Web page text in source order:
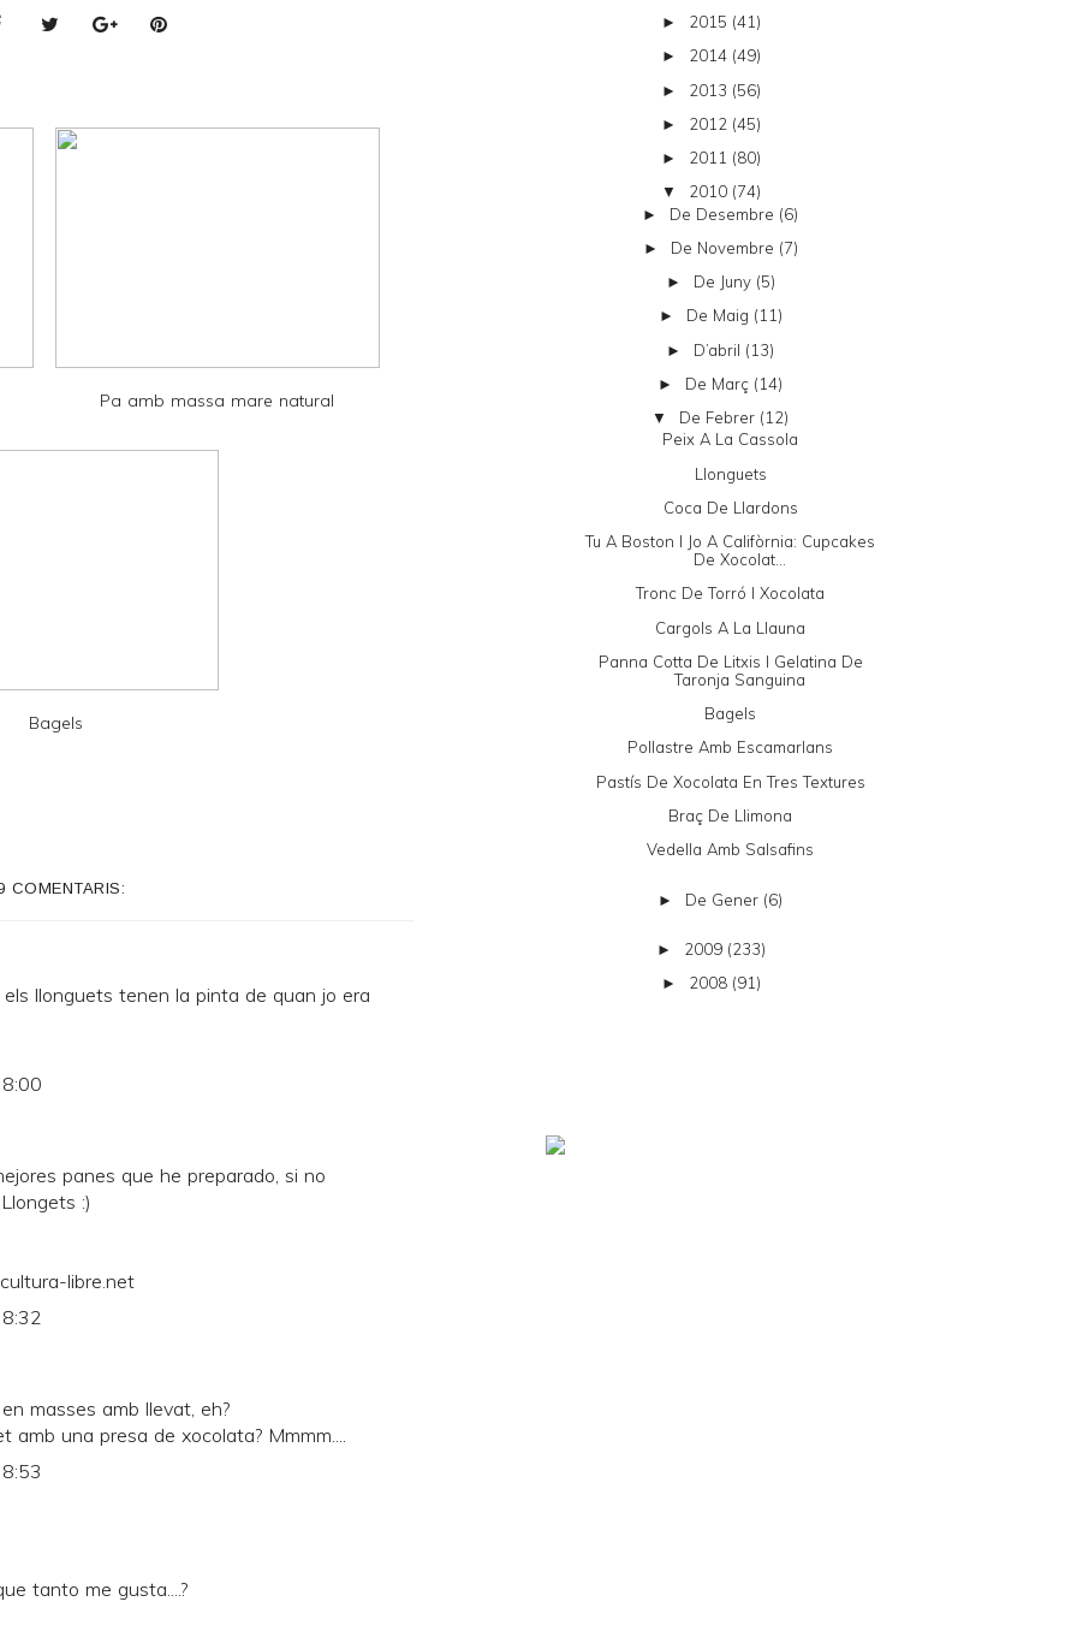
Pa amb massa mare natural
Bagels
COMENTARIS:
llonguets tenen la pinta de quan jo era
panes que he preparado, si no
:)
libre.net
masses amb llevat, eh?
amb una presa de xocolata? Mmmm....
tanto me gusta....?
► 2015 (41)
► 2014 (49)
► 2013 (56)
► 2012 (45)
► 2011 (80)
▼ 2010 (74)
► De Desembre (6)
► De Novembre (7)
► De Juny (5)
► De Maig (11)
► D’abril (13)
► De Març (14)
▼ De Febrer (12)
Peix A La Cassola
Llonguets
Coca De Llardons
Tu A Boston I Jo A Califòrnia: Cupcakes
De Xocolat...
Tronc De Torró I Xocolata
Cargols A La Llauna
Panna Cotta De Litxis I Gelatina De
Taronja Sanguina
Bagels
Pollastre Amb Escamarlans
Pastís De Xocolata En Tres Textures
Braç De Llimona
Vedella Amb Salsafins
► De Gener (6)
► 2009 (233)
► 2008 (91)